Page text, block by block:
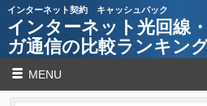
インターネット契約 キャッシュバック
インターネット光回線
ガ通信の比較ランキン
MENU